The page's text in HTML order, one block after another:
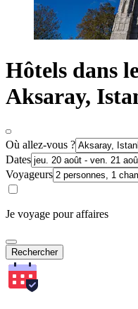
Hôtels dans
Aksaray,
Où allez-vous ?
Dates
Voyageurs
Je voyage pour affaires
Rechercher